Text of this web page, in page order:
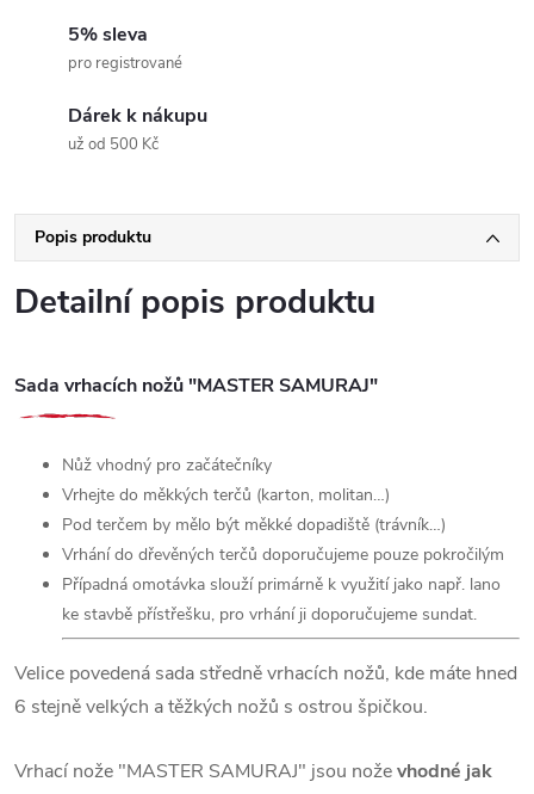
5% sleva
pro registrované
Dárek k nákupu
už od 500 Kč
Popis produktu
Detailní popis produktu
Sada vrhacích nožů "MASTER SAMURAJ"
Nůž vhodný pro začátečníky
Vrhejte do měkkých terčů (karton, molitan…)
Pod terčem by mělo být měkké dopadiště (trávník…)
Vrhání do dřevěných terčů doporučujeme pouze pokročilým
Případná omotávka slouží primárně k využití jako např. lano
ke stavbě přístřešku, pro vrhání ji doporučujeme sundat.
Velice povedená sada středně vrhacích nožů, kde máte hned
6 stejně velkých a těžkých nožů s ostrou špičkou.
Vrhací nože "MASTER SAMURAJ" jsou noževhodné jak